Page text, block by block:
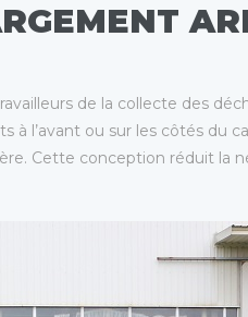
de la collecte des
l’avant ou sur les côtés du
Cette conception réduit la